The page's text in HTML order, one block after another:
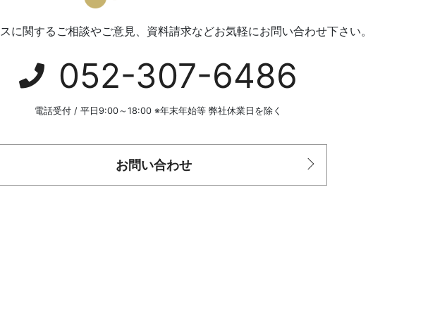
に関するご相談やご意見、資料請求などお気軽にお問い合わせ下さい。
052-307-6486
電話受付 / 平日9:00～18:00 ※年末年始等 弊社休業日を除く
お問い合わせ